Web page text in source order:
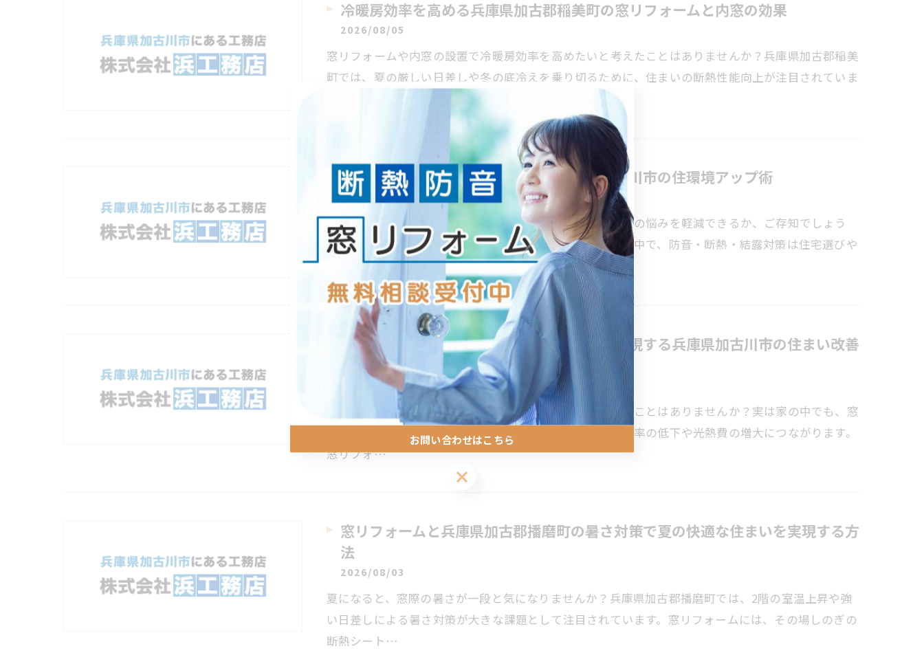
冷暖房効率を高める兵庫県加古郡稲美町の窓リフォームと内窓の効果
2026/08/05
窓リフォームや内窓の設置で冷暖房効率を高めたいと考えたことはありませんか？兵庫県加古郡稲美
町では、夏の厳しい日差しや冬の底冷えを乗り切るために、住まいの断熱性能向上が注目されていま
窓リフォームと内窓防音性能を活かした加古川市の住環境アップ術
2026/08/04
窓リフォームや内窓の防音性能が、どの程度まで日常の音の悩みを軽減できるか、ご存知でしょう
か？加古川市の住みやすさや将来的な資産価値を重視する中で、防音・断熱・結露対策は住宅選びや
家族の安心…
窓リフォームで熱中症対策と夏の快適さを実現する兵庫県加古川市の住まい改善
2026/08/03
暑い夏、兵庫県加古川市の住まいで熱中症の危険を感じたことはありませんか？実は家の中でも、窓
からの熱の出入りが体感温度に大きく影響し、エアコン効率の低下や光熱費の増大につながります。
窓リフォ…
窓リフォームと兵庫県加古郡播磨町の暑さ対策で夏の快適な住まいを実現する方
法
2026/08/03
夏になると、窓際の暑さが一段と気になりませんか？兵庫県加古郡播磨町では、2階の室温上昇や強
い日差しによる暑さ対策が大きな課題として注目されています。窓リフォームには、その場しのぎの
断熱シート…
お問い合わせはこちら